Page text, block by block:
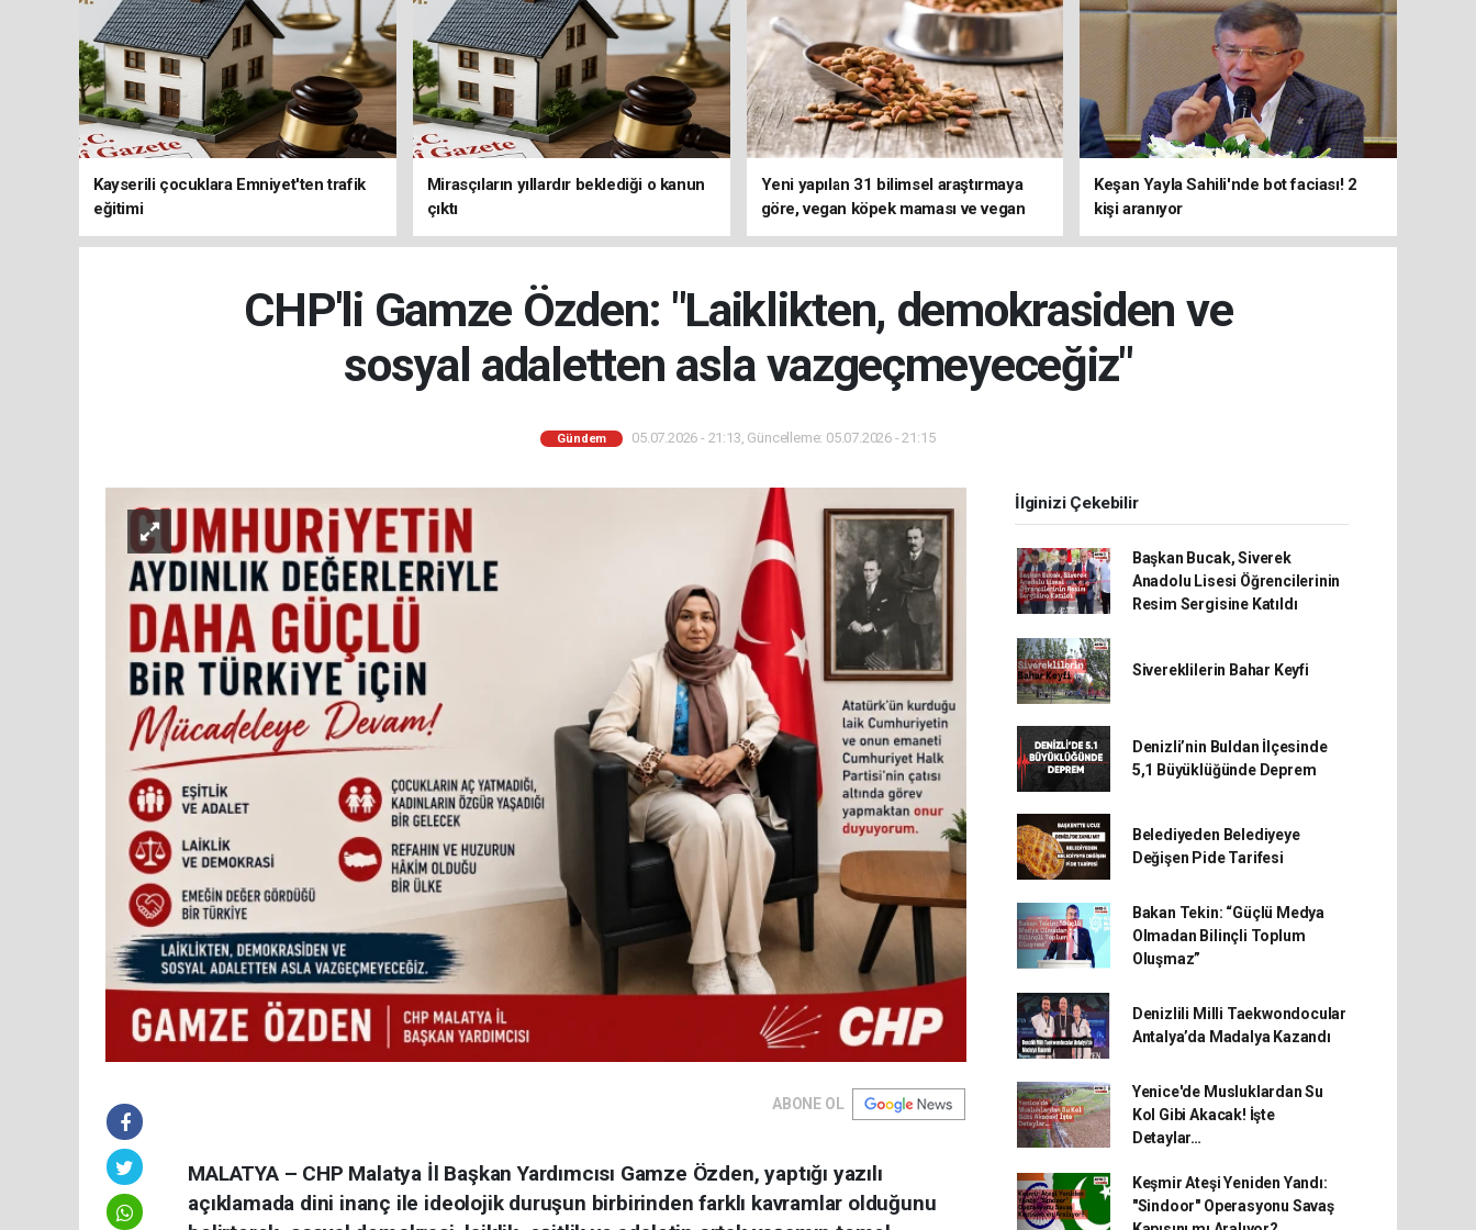
Kayserili çocuklara Emniyet'ten trafik
eğitimi
Mirasçıların yıllardır beklediği o kanun
çıktı
Yeni yapılan 31 bilimsel araştırmaya
göre, vegan köpek maması ve vegan
kedi mamasının iyi sindirildiğini ortaya
Keşan Yayla Sahili'nde bot faciası! 2
kişi aranıyor
CHP'li Gamze Özden: "Laiklikten, demokrasiden ve
sosyal adaletten asla vazgeçmeyeceğiz"
Gündem 05.07.2026 - 21:13, Güncelleme: 05.07.2026 - 21:15
ABONE OL
MALATYA – CHP Malatya İl Başkan Yardımcısı Gamze Özden, yaptığı yazılı
açıklamada dini inanç ile ideolojik duruşun birbirinden farklı kavramlar olduğunu
İlginizi Çekebilir
Başkan Bucak, Siverek
Anadolu Lisesi Öğrencilerinin
Resim Sergisine Katıldı
Sivereklilerin Bahar Keyfi
Denizli’nin Buldan İlçesinde
5,1 Büyüklüğünde Deprem
Belediyeden Belediyeye
Değişen Pide Tarifesi
Bakan Tekin: “Güçlü Medya
Olmadan Bilinçli Toplum
Oluşmaz”
Denizlili Milli Taekwondocular
Antalya’da Madalya Kazandı
Yenice'de Musluklardan Su
Kol Gibi Akacak! İşte
Detaylar…
Keşmir Ateşi Yeniden Yandı:
"Sindoor" Operasyonu Savaş